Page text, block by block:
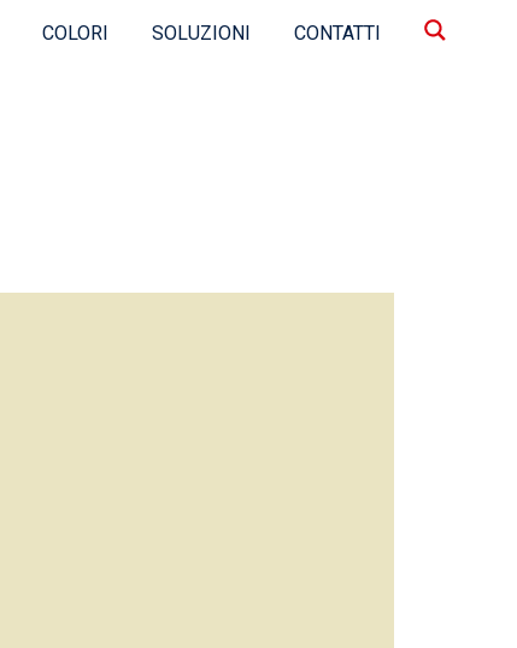
COLORI SOLUZIONI CONTATTI